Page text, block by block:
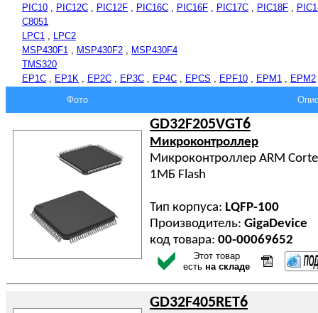
PIC10 , PIC12C , PIC12F , PIC16C , PIC16F , PIC17C , PIC18F ,
C8051
LPC1 , LPC2
MSP430F1 , MSP430F2 , MSP430F4
TMS320
EP1C , EP1K , EP2C , EP3C , EP4C , EPCS , EPF10 , EPM1 , EPM2
Фото
GD32F205VGT6
Микроконтроллер
Микроконтроллер ARM
1МБ Flash
Тип корпуса: LQFP-100
Производитель: GigaDevice
код товара: 00-00069652
Этот товар
есть на складе
GD32F405RET6